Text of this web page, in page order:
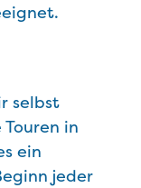
selbst
in
ein
jeder